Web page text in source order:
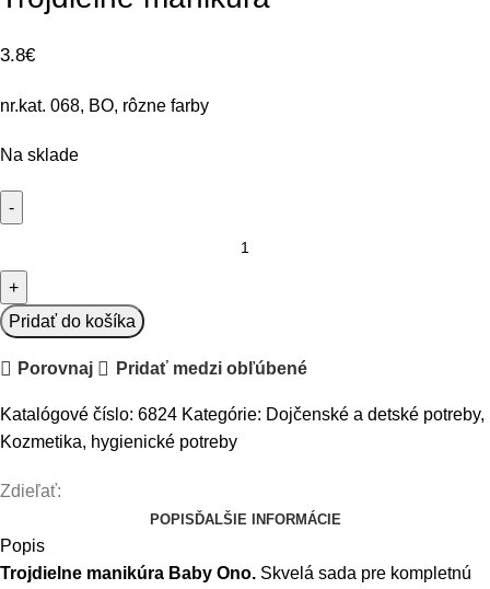
3.8€
nr.kat. 068, BO, rôzne farby
Na sklade
manikúra
Pridať do košíka
Porovnaj Pridať medzi obľúbené
Katalógové číslo: 6824 Kategórie: Dojčenské a detské potreby,
Kozmetika, hygienické potreby
Zdieľať:
POPISĎALŠIE INFORMÁCIE
Popis
Trojdielne manikúra Baby Ono. Skvelá sada pre kompletnú